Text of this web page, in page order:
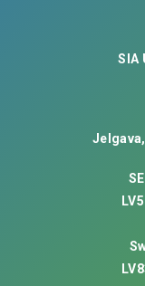
SIA